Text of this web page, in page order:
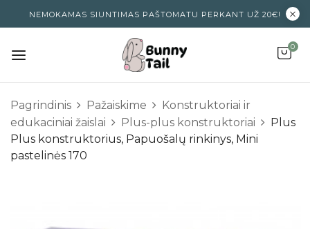
NEMOKAMAS SIUNTIMAS PAŠTOMATU PERKANT UŽ 20€!
0
Pagrindinis Pažaiskime
Konstruktoriai ir
edukaciniai žaislai
Plus-plus konstruktoriai
Plus
Plus konstruktorius, Papuošalų rinkinys, Mini
pastelinės 170